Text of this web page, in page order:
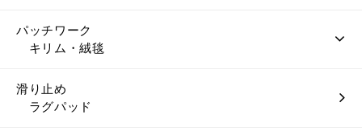
パッチワーク
キリム・絨毯
滑り止め
ラグパッド